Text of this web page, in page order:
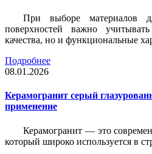
При выборе материалов
поверхностей важно
качества, но и функциональные
Подробнее
08.01.2026
Керамогранит серый
применение
Керамогранит — это
который широко используется в